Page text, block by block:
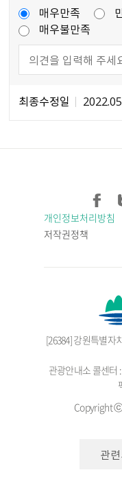
매우만족
매우불만족
최종수정일
개인정보처리방침
저작권정책
[26384] 강원특별자
관광안내소 콜센터
Copyright
관